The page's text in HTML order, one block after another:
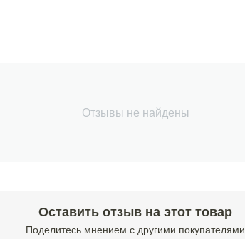
Отзывы не найдены
Оставить отзыв на этот товар
Поделитесь мнением с другими покупателями